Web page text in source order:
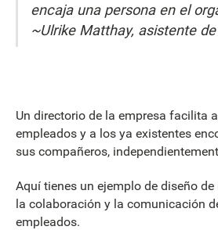
encaja una persona en el
~Ulrike Matthay, asistente
Un directorio de la empresa facilita
empleados y a los ya existentes
sus compañeros,
Aquí tienes un ejemplo de diseño
la colaboración y la comunicación
empleados.